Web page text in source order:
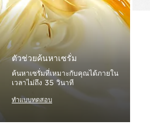
ตัวช่วยค้นหาเซรั่ม
ค้นหาเซรั่มที่เหมาะกับคุณได้ภายใน
เวลาไม่ถึง 35 วินาที
ทำแบบทดสอบ